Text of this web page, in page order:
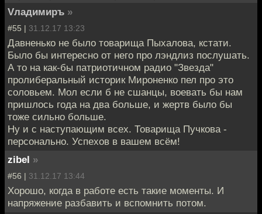
Vладимиръ »
#55 | 31.12.17 13:23
Давненько не было товарища Пыхалова, кстати.
Было бы интересно от него про лэндлиз послушать.
А то на как-бы патриотичном радио "Звезда"
пролиберальный историк Мироненко пел про это
соловьем. Мол если б не сшанцы, воевать бы нам
пришлось года на два больше, и жертв было бы
тоже сильно больше.
Ну и с наступающим всех. Товарища Пучкова -
персонально. Успехов в вашем всём!
zibel »
#56 | 31.12.17 13:44
Хорошо, когда в работе есть такие моменты. И
напряжение разбавить и вспомнить потом.